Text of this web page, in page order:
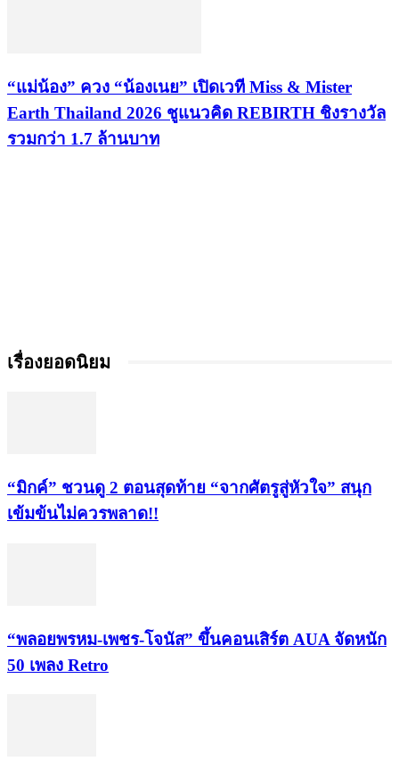
“แม่น้อง” ควง “น้องเนย” เปิดเวที Miss & Mister
Earth Thailand 2026 ชูแนวคิด REBIRTH ชิงรางวัล
รวมกว่า 1.7 ล้านบาท
เรื่องยอดนิยม
“มิกค์” ชวนดู 2 ตอนสุดท้าย “จากศัตรูสู่หัวใจ” สนุก
เข้มข้นไม่ควรพลาด!!
“พลอยพรหม-เพชร-โจนัส” ขึ้นคอนเสิร์ต AUA จัดหนัก
50 เพลง Retro